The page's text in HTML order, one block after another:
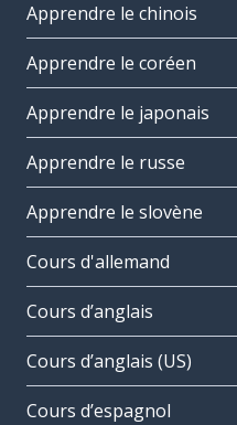
Apprendre le chinois
Apprendre le coréen
Apprendre le japonais
Apprendre le russe
Apprendre le slovène
Cours d'allemand
Cours d’anglais
Cours d’anglais (US)
Cours d’espagnol